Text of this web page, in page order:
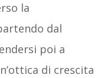
la
dal
poi a
di crescita